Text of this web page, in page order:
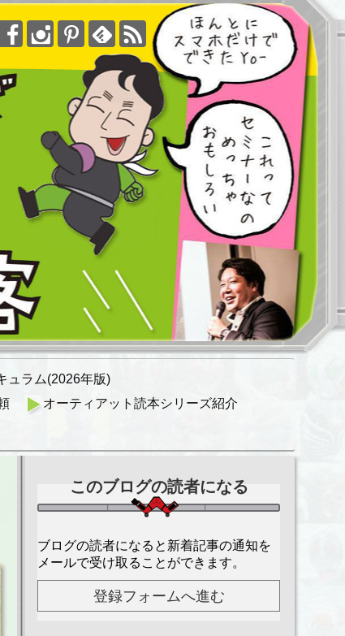
ュラム(2026年版)
オーティアット読本シリーズ紹介
このブログの読者になる
ブログの読者になると新着記事の通知を
メールで受け取ることができます。